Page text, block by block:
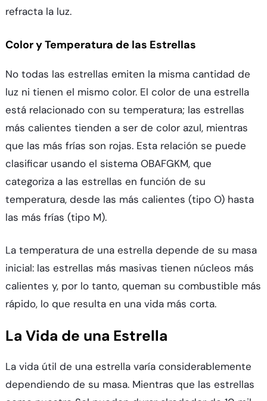
refracta la luz.
Color y Temperatura de las Estrellas
No todas las estrellas emiten la misma cantidad de
luz ni tienen el mismo color. El color de una estrella
está relacionado con su temperatura; las estrellas
más calientes tienden a ser de color azul, mientras
que las más frías son rojas. Esta relación se puede
clasificar usando el sistema OBAFGKM, que
categoriza a las estrellas en función de su
temperatura, desde las más calientes (tipo O) hasta
las más frías (tipo M).
La temperatura de una estrella depende de su masa
inicial: las estrellas más masivas tienen núcleos más
calientes y, por lo tanto, queman su combustible más
rápido, lo que resulta en una vida más corta.
La Vida de una Estrella
La vida útil de una estrella varía considerablemente
dependiendo de su masa. Mientras que las estrellas